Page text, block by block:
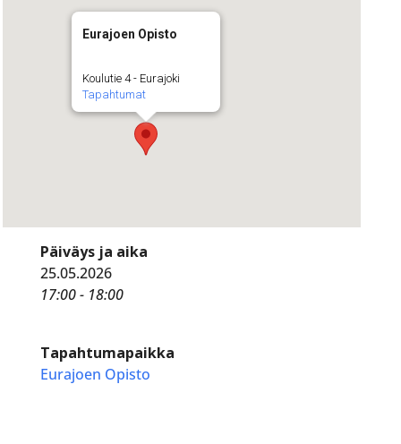
Eurajoen Opisto
Koulutie 4 - Eurajoki
Tapahtumat
Päiväys ja aika
25.05.2026
17:00 - 18:00
Tapahtumapaikka
Eurajoen Opisto